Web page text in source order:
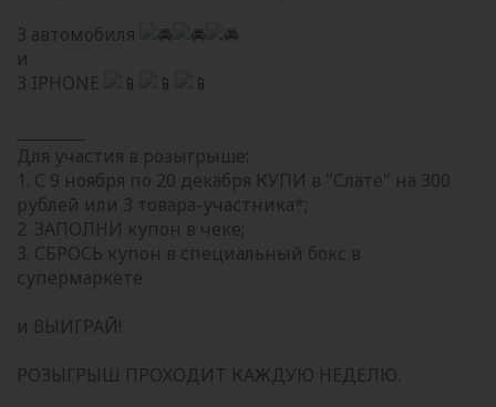
3 автомобиля
и
3 IPHONE
Для участия в розыгрыше:
1. С 9 ноября по 20 декабря КУПИ в "Слате" на 300
рублей или 3 товара-участника*;
2. ЗАПОЛНИ купон в чеке;
3. СБРОСЬ купон в специальный бокс в
супермаркете
и ВЫИГРАЙ!
РОЗЫГРЫШ ПРОХОДИТ КАЖДУЮ НЕДЕЛЮ.